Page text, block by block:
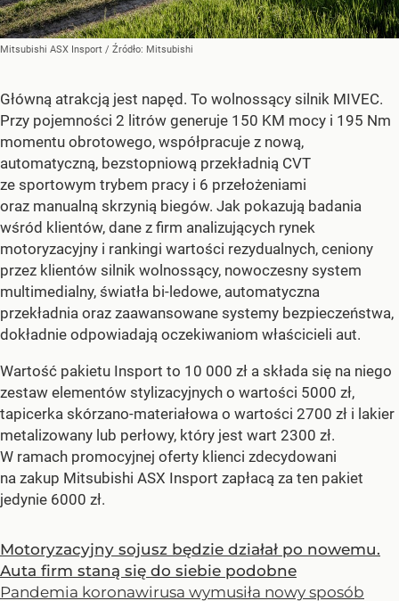
Mitsubishi ASX Insport / Źródło: Mitsubishi
Główną atrakcją jest napęd. To wolnossący silnik MIVEC.
Przy pojemności 2 litrów generuje 150 KM mocy i 195 Nm
momentu obrotowego, współpracuje z nową,
automatyczną, bezstopniową przekładnią CVT
ze sportowym trybem pracy i 6 przełożeniami
oraz manualną skrzynią biegów. Jak pokazują badania
wśród klientów, dane z firm analizujących rynek
motoryzacyjny i rankingi wartości rezydualnych, ceniony
przez klientów silnik wolnossący, nowoczesny system
multimedialny, światła bi-ledowe, automatyczna
przekładnia oraz zaawansowane systemy bezpieczeństwa,
dokładnie odpowiadają oczekiwaniom właścicieli aut.
Wartość pakietu Insport to 10 000 zł a składa się na niego
zestaw elementów stylizacyjnych o wartości 5000 zł,
tapicerka skórzano-materiałowa o wartości 2700 zł i lakier
metalizowany lub perłowy, który jest wart 2300 zł.
W ramach promocyjnej oferty klienci zdecydowani
na zakup Mitsubishi ASX Insport zapłacą za ten pakiet
jedynie 6000 zł.
Motoryzacyjny sojusz będzie działał po nowemu.
Auta firm staną się do siebie podobne
Pandemia koronawirusa wymusiła nowy sposób